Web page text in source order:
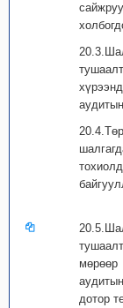
мөрөөр
дотор